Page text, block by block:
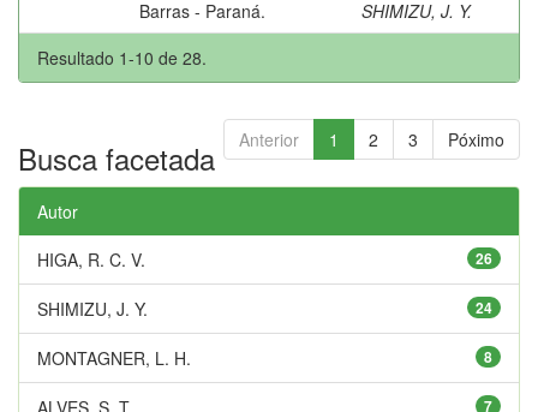
Barras - Paraná.
SHIMIZU, J. Y.
Resultado 1-10 de 28.
Anterior 1 2 3 Póximo
Busca facetada
Autor
26
HIGA, R. C. V.
24
SHIMIZU, J. Y.
8
MONTAGNER, L. H.
7
ALVES, S. T.